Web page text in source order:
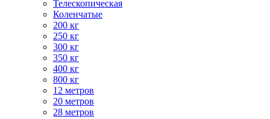
Телескопическая
Коленчатые
200 кг
250 кг
300 кг
350 кг
400 кг
800 кг
12 метров
20 метров
28 метров